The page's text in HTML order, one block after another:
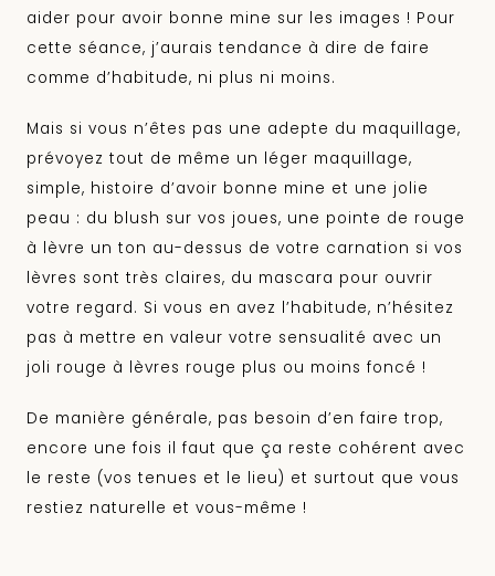
aider pour avoir bonne mine sur les images ! Pour
cette séance, j’aurais tendance à dire de faire
comme d’habitude, ni plus ni moins.
Mais si vous n’êtes pas une adepte du maquillage,
prévoyez tout de même un léger maquillage,
simple, histoire d’avoir bonne mine et une jolie
peau : du blush sur vos joues, une pointe de rouge
à lèvre un ton au-dessus de votre carnation si vos
lèvres sont très claires, du mascara pour ouvrir
votre regard. Si vous en avez l’habitude, n’hésitez
pas à mettre en valeur votre sensualité avec un
joli rouge à lèvres rouge plus ou moins foncé !
De manière générale, pas besoin d’en faire trop,
encore une fois il faut que ça reste cohérent avec
le reste (vos tenues et le lieu) et surtout que vous
restiez naturelle et vous-même !